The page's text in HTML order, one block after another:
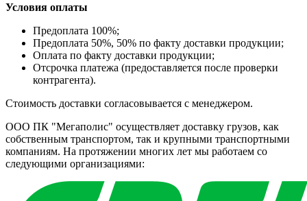
Условия оплаты
Предоплата 100%;
Предоплата 50%, 50% по факту доставки продукции;
Оплата по факту доставки продукции;
Отсрочка платежа (предоставляется после проверки
контрагента).
Стоимость доставки согласовывается с менеджером.
ООО ПК "Мегаполис" осуществляет доставку грузов, как
собственным транспортом, так и крупными транспортными
компаниям. На протяжении многих лет мы работаем со
следующими организациями: